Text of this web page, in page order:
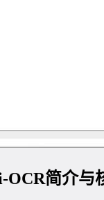
OCR简介与